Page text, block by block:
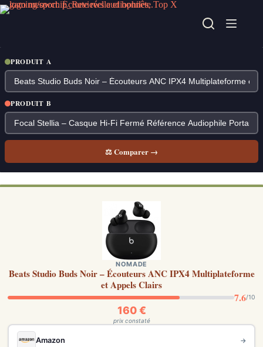
Passer
au
PRODUIT A
PRODUIT B
⚖ Comparer →
NOMADE
Beats Studio Buds Noir – Écouteurs ANC IPX4 Multiplateforme
et Appels Clairs
7.6/10
160 €
prix constaté
Amazon →